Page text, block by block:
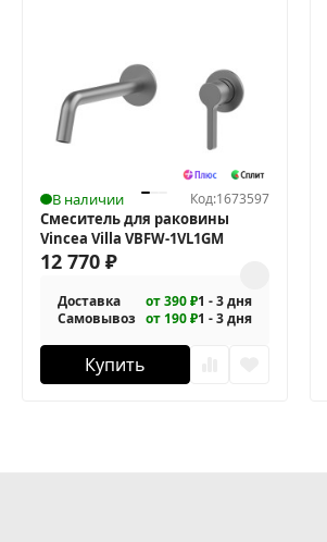
В наличии Код:1673597
Смеситель для раковины
Vincea Villa VBFW-1VL1GM
12 770 ₽
Доставка от 390 ₽1 - 3 дня
Самовывоз от 190 ₽1 - 3 дня
Купить